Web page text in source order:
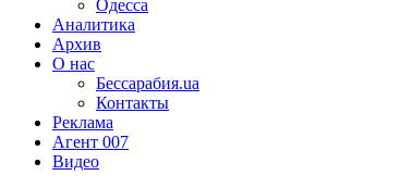
Одесса
Аналитика
Архив
О нас
Бессарабия.ua
Контакты
Реклама
Агент 007
Видео